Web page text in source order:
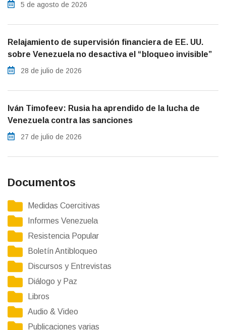
5 de agosto de 2026
Relajamiento de supervisión financiera de EE. UU.
sobre Venezuela no desactiva el “bloqueo invisible”
28 de julio de 2026
Iván Timofeev: Rusia ha aprendido de la lucha de
Venezuela contra las sanciones
27 de julio de 2026
Documentos
Medidas Coercitivas
Informes Venezuela
Resistencia Popular
Boletín Antibloqueo
Discursos y Entrevistas
Diálogo y Paz
Libros
Audio & Video
Publicaciones varias